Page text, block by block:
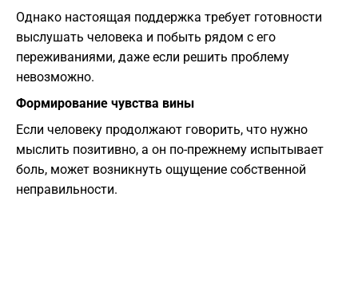
Однако настоящая поддержка требует готовности
выслушать человека и побыть рядом с его
переживаниями, даже если решить проблему
невозможно.
Формирование чувства вины
Если человеку продолжают говорить, что нужно
мыслить позитивно, а он по-прежнему испытывает
боль, может возникнуть ощущение собственной
неправильности.